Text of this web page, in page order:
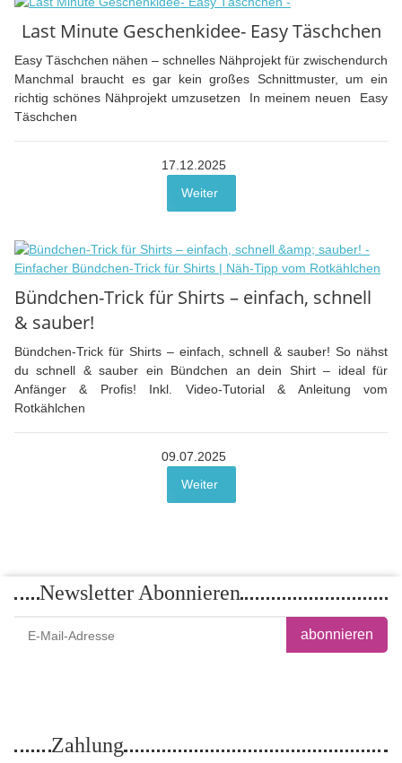
Last Minute Geschenkidee- Easy Täschchen
Easy Täschchen nähen – schnelles Nähprojekt für zwischendurch
Manchmal braucht es gar kein großes Schnittmuster, um ein
richtig schönes Nähprojekt umzusetzen In meinem neuen Easy
Täschchen
17.12.2025
Weiter
Bündchen-Trick für Shirts – einfach, schnell
& sauber!
Bündchen-Trick für Shirts – einfach, schnell & sauber! So nähst
du schnell & sauber ein Bündchen an dein Shirt – ideal für
Anfänger & Profis! Inkl. Video-Tutorial & Anleitung vom
Rotkählchen
09.07.2025
Weiter
Newsletter Abonnieren
abonnieren
Zahlung